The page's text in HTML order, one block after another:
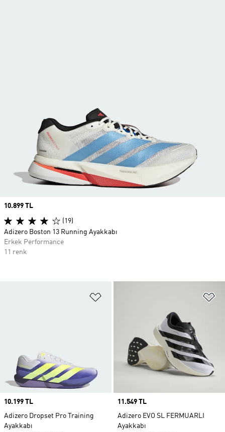
Price
10.199 TL
Adizero Dropset Pro Training
Ayakkabı
Price
11.549 TL
Adizero EVO SL FERMUARLI
Ayakkabı
Price
10.899 TL
(19)
Adizero Boston 13 Running Ayakkabı
Erkek Performance
11 renk